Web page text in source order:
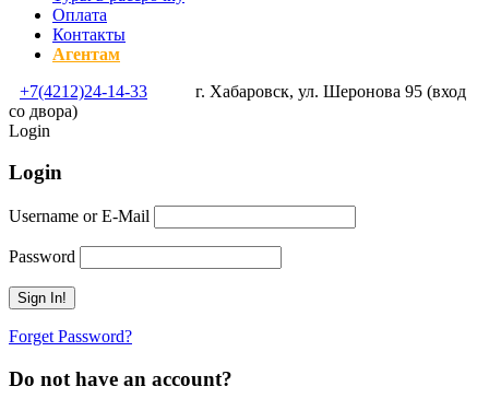
Оплата
Контакты
Агентам
+7(4212)24-14-33
г. Хабаровск, ул. Шеронова 95 (вход
со двора)
Login
Login
Username or E-Mail
Password
Forget Password?
Do not have an account?